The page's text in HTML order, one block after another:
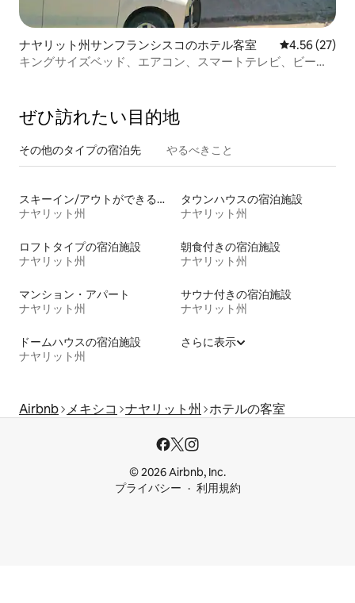
ナヤリット州サンフランシスコのホテル客室 レビュー27
4.56 (27)
キングサイズベッド、エアコン、スマートテレビ、ビーチ
ぜひ訪⁠れ⁠た⁠い目⁠的⁠地
その他のタ⁠イ⁠プ⁠の宿⁠泊⁠先 やるべきこと
スキーイン/アウトができる宿泊先
ナヤリット州
タウンハウスの宿泊施設
ナヤリット州
ロフトタイプの宿泊施設
ナヤリット州
朝食付きの宿泊施設
ナヤリット州
マンション・アパート
ナヤリット州
サウナ付きの宿泊施設
ナヤリット州
ドームハウスの宿泊施設
ナヤリット州
さらに表示
Airbnb メキシコ ナヤリット州 ホテルの客室
© 2026 Airbnb, Inc.
プライバシー
利用規約